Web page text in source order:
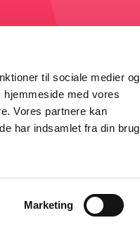
til sociale medier og
med vores
Vores partnere kan
har indsamlet fra din brug
Marketing
af